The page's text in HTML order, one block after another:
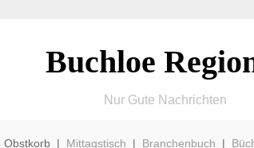
Buchloe
Nur Gute Nachrichten
Obstkorb | Mittagstisch | Branchenbuch |